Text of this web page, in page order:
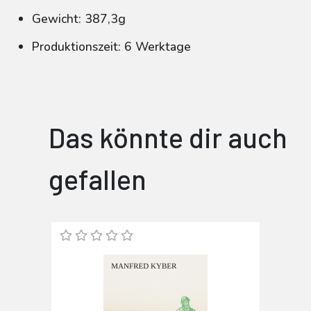
Gewicht: 387,3g
Produktionszeit: 6 Werktage
Das könnte dir auch
gefallen